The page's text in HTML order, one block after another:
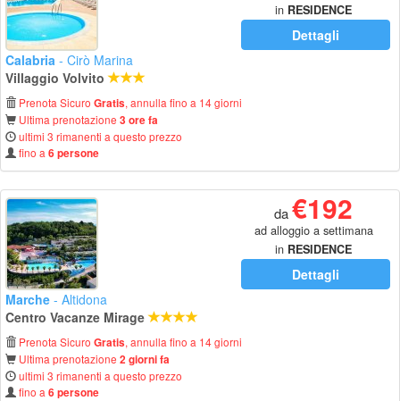
in RESIDENCE
Dettagli
Calabria - Cirò Marina
Villaggio Volvito
Prenota Sicuro Gratis, annulla fino a 14 giorni
Ultima prenotazione 3 ore fa
ultimi 3 rimanenti a questo prezzo
fino a 6 persone
da€192
ad alloggio a settimana
in RESIDENCE
Dettagli
Marche - Altidona
Centro Vacanze Mirage
Prenota Sicuro Gratis, annulla fino a 14 giorni
Ultima prenotazione 2 giorni fa
ultimi 3 rimanenti a questo prezzo
fino a 6 persone